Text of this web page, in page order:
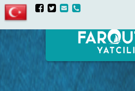
iletişim